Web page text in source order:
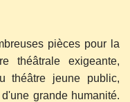
pièces pour la
théâtrale exigeante,
théâtre jeune public,
grande humanité.